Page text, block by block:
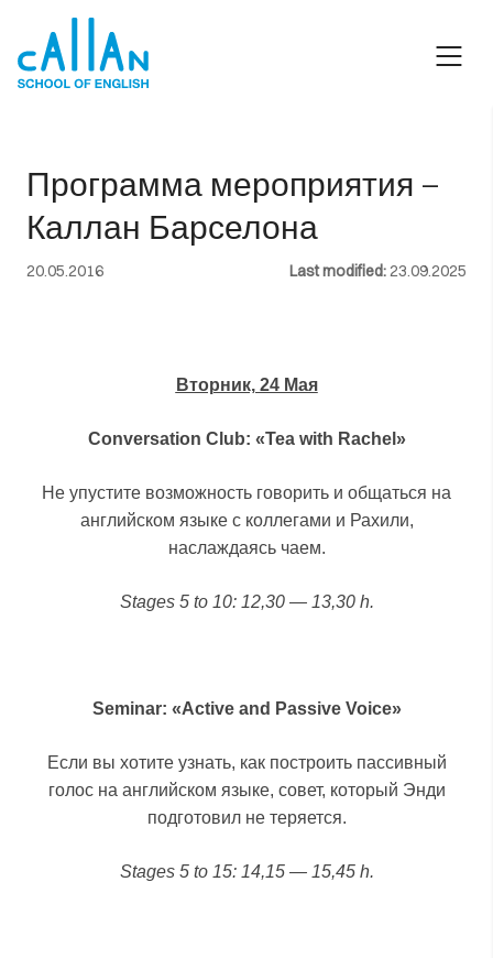
content
Программа мероприятия —
Каллан Барселона
20.05.2016 Last modified:23.09.2025
Вторник, 24 Мая
Conversation Club: «Tea with Rachel»
Не упустите возможность говорить и общаться на
английском языке с коллегами и Рахили,
наслаждаясь чаем.
Stages 5 to 10: 12,30 — 13,30 h.
Seminar: «Active and Passive Voice»
Если вы хотите узнать, как построить пассивный
голос на английском языке, совет, который Энди
подготовил не теряется.
Stages 5 to 15: 14,15 — 15,45 h.